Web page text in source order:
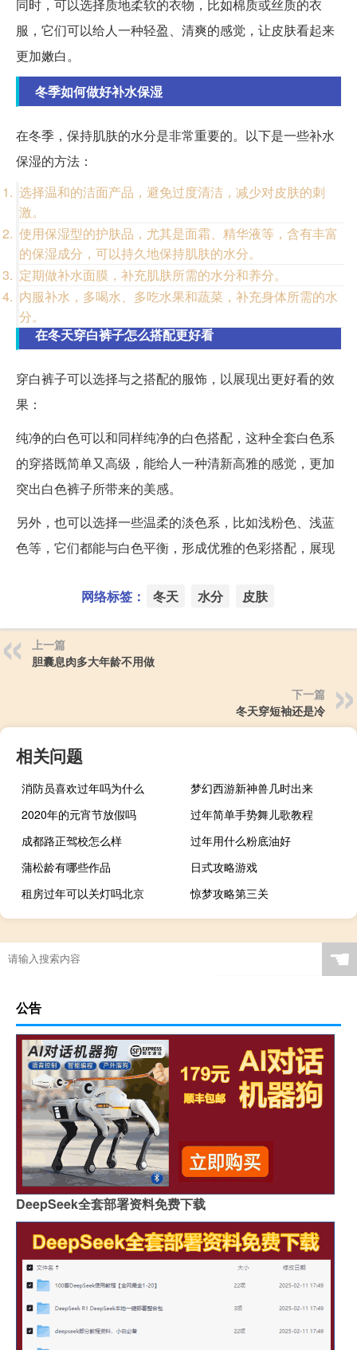
同时，可以选择质地柔软的衣物，比如棉质或丝质的衣
服，它们可以给人一种轻盈、清爽的感觉，让皮肤看起来
更加嫩白。
冬季如何做好补水保湿
在冬季，保持肌肤的水分是非常重要的。以下是一些补水
保湿的方法：
选择温和的洁面产品，避免过度清洁，减少对皮肤的刺
激。
使用保湿型的护肤品，尤其是面霜、精华液等，含有丰富
的保湿成分，可以持久地保持肌肤的水分。
定期做补水面膜，补充肌肤所需的水分和养分。
内服补水，多喝水、多吃水果和蔬菜，补充身体所需的水
分。
在冬天穿白裤子怎么搭配更好看
穿白裤子可以选择与之搭配的服饰，以展现出更好看的效
果：
纯净的白色可以和同样纯净的白色搭配，这种全套白色系
的穿搭既简单又高级，能给人一种清新高雅的感觉，更加
突出白色裤子所带来的美感。
另外，也可以选择一些温柔的淡色系，比如浅粉色、浅蓝
色等，它们都能与白色平衡，形成优雅的色彩搭配，展现
网络标签： 冬天 水分 皮肤
上一篇
胆囊息肉多大年龄不用做
下一篇
冬天穿短袖还是冷
相关问题
消防员喜欢过年吗为什么
梦幻西游新神兽几时出来
2020年的元宵节放假吗
过年简单手势舞儿歌教程
成都路正驾校怎么样
过年用什么粉底油好
蒲松龄有哪些作品
日式攻略游戏
租房过年可以关灯吗北京
惊梦攻略第三关
☚
公告
DeepSeek全套部署资料免费下载